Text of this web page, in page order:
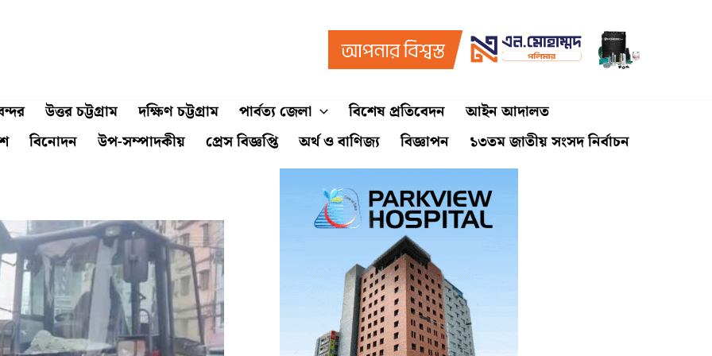
উত্তর চট্টগ্রাম দক্ষিণ চট্টগ্রাম পার্বত্য জেলা বিশেষ প্রতিবেদন
আইন আদালত
বিনোদন উপ-সম্পাদকীয় প্রেস বিজ্ঞপ্তি অর্থ ও বাণিজ্য বিজ্ঞাপন ১৩তম জাতীয় সংসদ নির্বাচন